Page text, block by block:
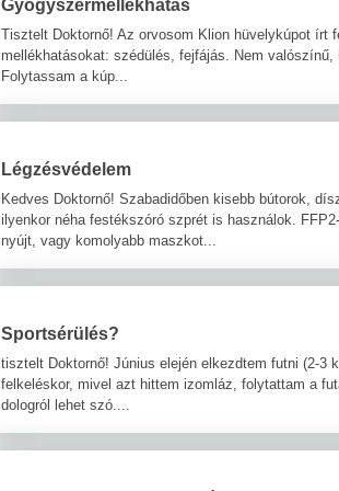
Gyógyszermellékhatás
Tisztelt Doktornő! Az orvosom Klion hüvelykúpot írt
mellékhatásokat: szédülés, fejfájás. Nem
Folytassam a kúp...
Légzésvédelem
Kedves Doktornő! Szabadidőben kisebb bútorok,
ilyenkor néha festékszóró szprét is használok.
nyújt, vagy komolyabb maszkot...
Sportsérülés?
tisztelt Doktornő! Június elején elkezdtem futni (2-3
felkeléskor, mivel azt hittem izomláz, folytattam a
dologról lehet szó....